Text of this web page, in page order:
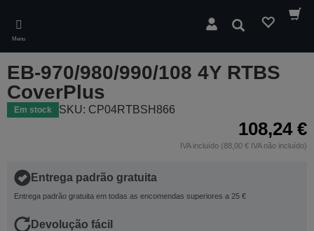
main
content
Menu
Pesquisar
EB-970/980/990/108 4Y RTBS
CoverPlus
Em stock SKU: CP04RTBSH866
108,24 €
IVA incluído (88,00 € IVA não incluído)
Entrega padrão gratuita
Entrega padrão gratuita em todas as encomendas superiores a 25 €
Devolução fácil